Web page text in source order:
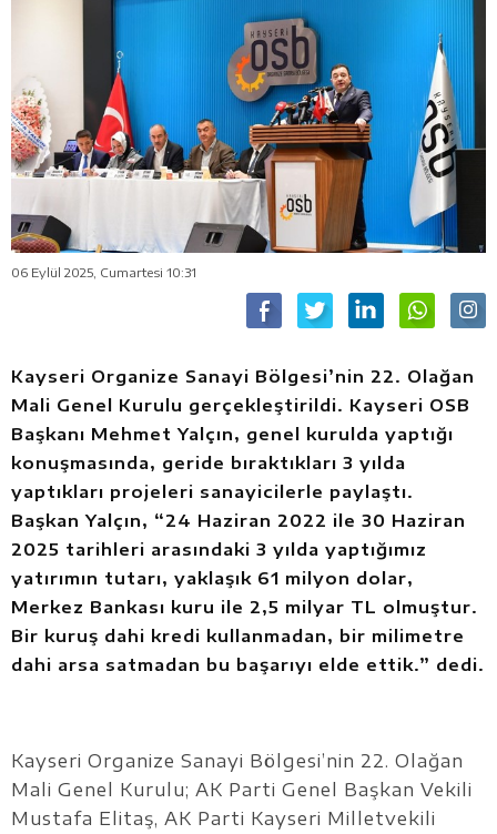
06 Eylül 2025, Cumartesi 10:31
Kayseri Organize Sanayi Bölgesi’nin 22. Olağan
Mali Genel Kurulu gerçekleştirildi. Kayseri OSB
Başkanı Mehmet Yalçın, genel kurulda yaptığı
konuşmasında, geride bıraktıkları 3 yılda
yaptıkları projeleri sanayicilerle paylaştı.
Başkan Yalçın, “24 Haziran 2022 ile 30 Haziran
2025 tarihleri arasındaki 3 yılda yaptığımız
yatırımın tutarı, yaklaşık 61 milyon dolar,
Merkez Bankası kuru ile 2,5 milyar TL olmuştur.
Bir kuruş dahi kredi kullanmadan, bir milimetre
dahi arsa satmadan bu başarıyı elde ettik.” dedi.
Kayseri Organize Sanayi Bölgesi’nin 22. Olağan
Mali Genel Kurulu; AK Parti Genel Başkan Vekili
Mustafa Elitaş, AK Parti Kayseri Milletvekili